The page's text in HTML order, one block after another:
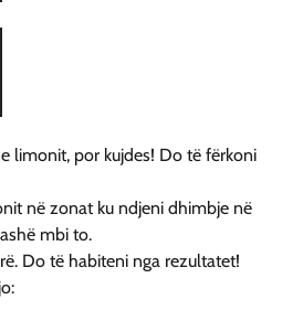
limonit, por kujdes! Do të fërkoni
në zonat ku ndjeni dhimbje në
mbi to.
Do të habiteni nga rezultatet!